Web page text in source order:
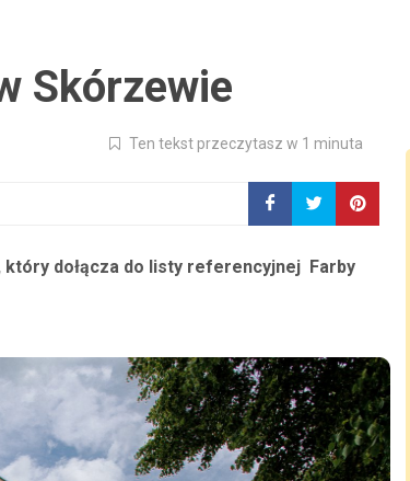
Skórzewie
Ten tekst przeczytasz w 1 minuta
który dołącza do listy referencyjnej Farby